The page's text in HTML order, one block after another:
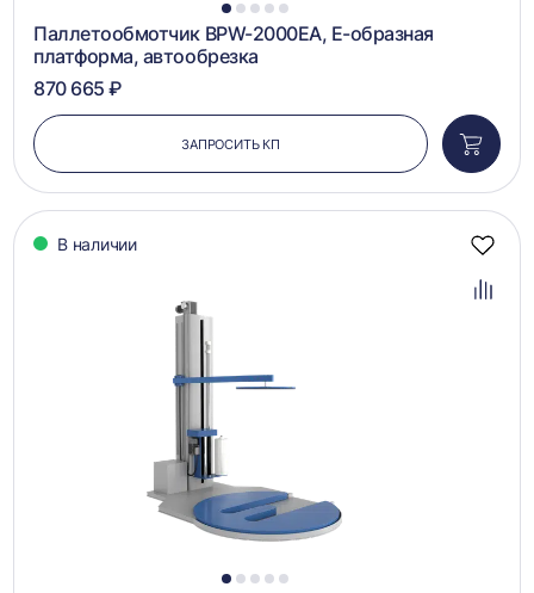
1 2 3 4 5
Паллетообмотчик BPW-2000EA, Е-образная
платформа, автообрезка
870 665 ₽
ЗАПРОСИТЬ КП
в
В наличии
1 2 3 4 5